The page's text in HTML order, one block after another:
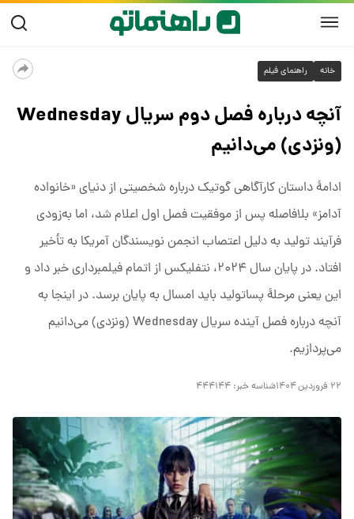
خانه راهنمای فیلم
آنچه درباره فصل دوم سریال Wednesday
(ونزدی) می‌دانیم
ادامهٔ داستان کارآگاهی گوتیک درباره شخصیتی از دنیای «خانواده
آدامز» بلافاصله پس از موفقیت فصل اول اعلام شد، اما به‌زودی
فرآیند تولید به دلیل اعتصاب انجمن نویسندگان آمریکا به تأخیر
افتاد. در پایان سال ۲۰۲۴، نتفلیکس از اتمام فیلمبرداری خبر داد و
این یعنی مرحلهٔ پساتولید باید امسال به پایان برسد. در اینجا به
آنچه درباره فصل آینده سریال Wednesday (ونزدی) می‌دانیم
می‌پردازیم.
۲۲ فروردین ۱۴۰۴ شناسه خبر: ۴۴۴۱۴۴